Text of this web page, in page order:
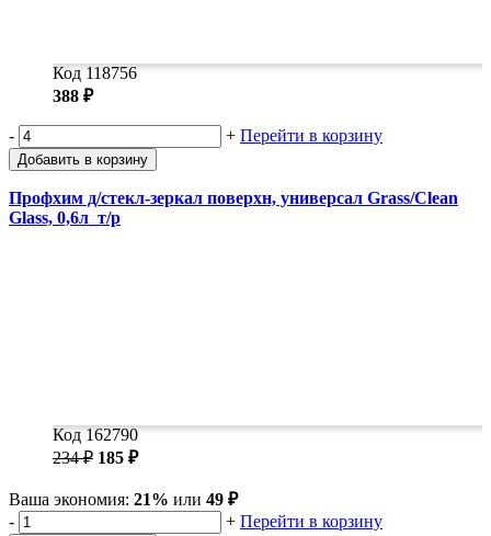
Код 118756
388 ₽
- + Перейти в корзину
Добавить в корзину
Профхим д/стекл-зеркал поверхн, универсал Grass/Clean
Glass, 0,6л_т/р
Код 162790
234 ₽ 185 ₽
Ваша экономия: 21% или 49 ₽
-
+ Перейти в корзину